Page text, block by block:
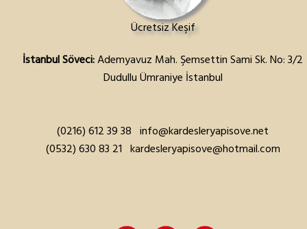
Ücretsiz Keşif
İstanbul Söveci:Ademyavuz Mah. Şemsettin Sami Sk. No: 3/2
Dudullu Ümraniye İstanbul
(0216) 612 39 38 info@kardesleryapisove.net
(0532) 630 83 21 kardesleryapisove@hotmail.com